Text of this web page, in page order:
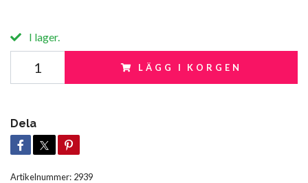
I lager.
LÄGG I KORGEN
Dela
Artikelnummer: 2939